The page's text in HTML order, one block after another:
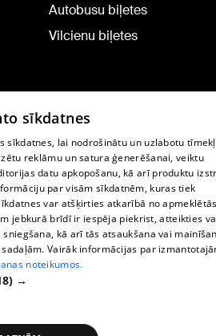
Autobusu biļetes
Vilcienu biļetes
e-pasts -
sīkdatnes
sīkdatnes, lai nodrošinātu un uzlabotu
reklāmu un satura ģenerēšanai, veiktu
datu apkopošanu, kā arī produktu
par visām sīkdatnēm, kuras tiek
var atšķirties atkarībā no
jebkurā brīdī ir iespēja piekrist, atteikties
kā arī tās atsaukšana vai
Vairāk informācijas par
noteikumos.
→